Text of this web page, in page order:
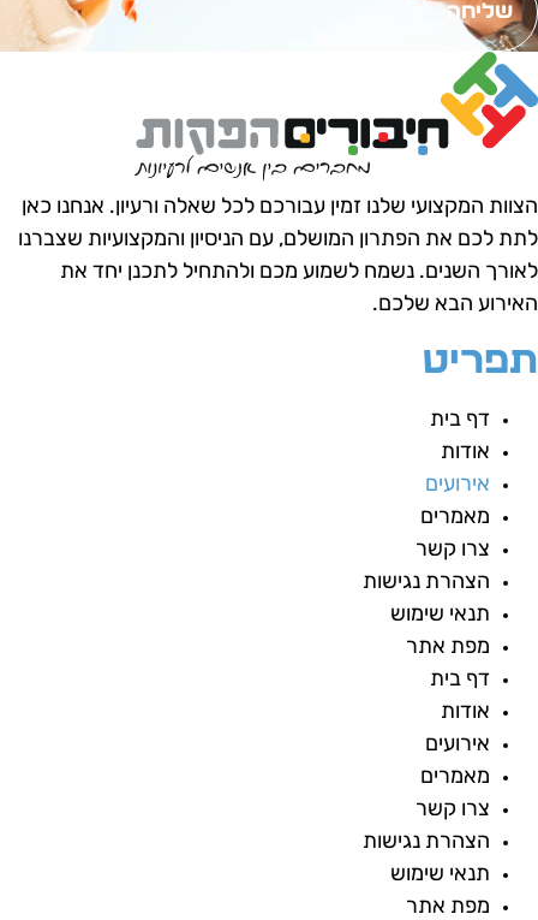
שליחה
המקצועי שלנו זמין עבורכם לכל שאלה ורעיון. אנחנו כאן
לכם את הפתרון המושלם, עם הניסיון והמקצועיות שצברנו
השנים. נשמח לשמוע מכם ולהתחיל לתכנן יחד את
הבא שלכם.
דף בית
אודות
אירועים
מאמרים
צרו קשר
הצהרת נגישות
תנאי שימוש
מפת אתר
דף בית
אודות
אירועים
מאמרים
צרו קשר
הצהרת נגישות
תנאי שימוש
מפת אתר